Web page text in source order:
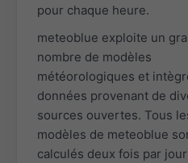
pour chaque heure.
meteoblue exploite un
nombre de modèles
météorologiques et
données provenant de
sources ouvertes. Tous
modèles de meteoblue
calculés deux fois par